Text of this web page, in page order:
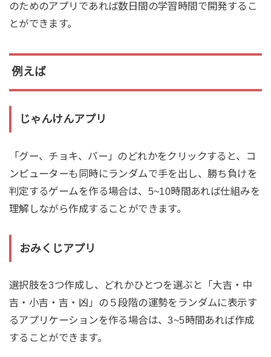
のためのアプリであれば数日間の学習時間で開発するこ
とができます。
例えば
じゃんけんアプリ
「グー、チョキ、パー」のどれかをクリックすると、コ
ンピューターも同時にランダムで手を出し、勝ち負けを
判定するゲームを作る場合は、5~10時間あれば仕組みを
理解しながら作成することができます。
おみくじアプリ
選択肢を3つ作成し、どれかひとつを選ぶと「大吉・中
吉・小吉・吉・凶」の５段階の運勢をランダムに表示す
るアプリケーションを作る場合は、3~5時間あれば作成
することができます。